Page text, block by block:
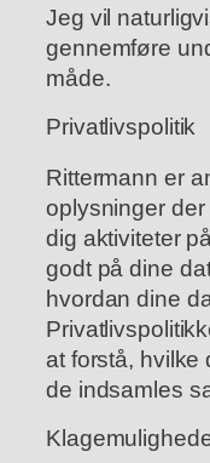
Jeg vil
gennemføre
måde.
Privatlivspolitik
Rittermann er
oplysninger
dig aktiviteter
godt på dine
hvordan dine
at forstå, hvilke
de indsamles